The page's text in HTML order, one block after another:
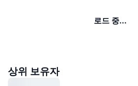
로드 중...
상위 보유자